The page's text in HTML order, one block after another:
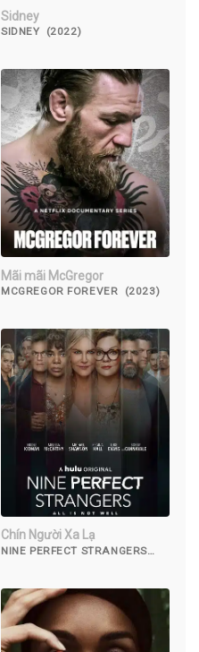
Sidney
SIDNEY (2022)
Mãi mãi McGregor
MCGREGOR FOREVER (2023)
Chín Người Xa Lạ
NINE PERFECT STRANGERS